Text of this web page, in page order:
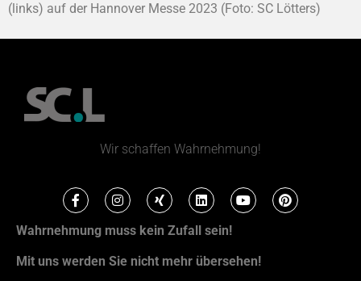
(links) auf der Hannover Messe 2023 (Foto: SC Lötters)
Wir schaffen Wahrnehmung!
Wahrnehmung muss kein Zufall sein!
Mit uns werden Sie nicht mehr übersehen!